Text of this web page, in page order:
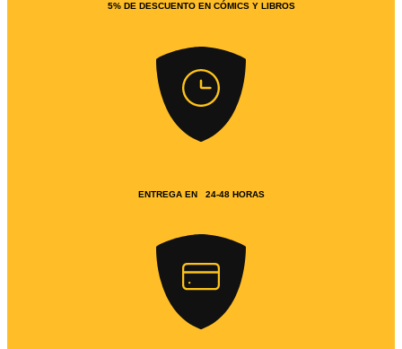
5% DE DESCUENTO EN CÓMICS Y LIBROS
ENTREGA EN 24-48 HORAS